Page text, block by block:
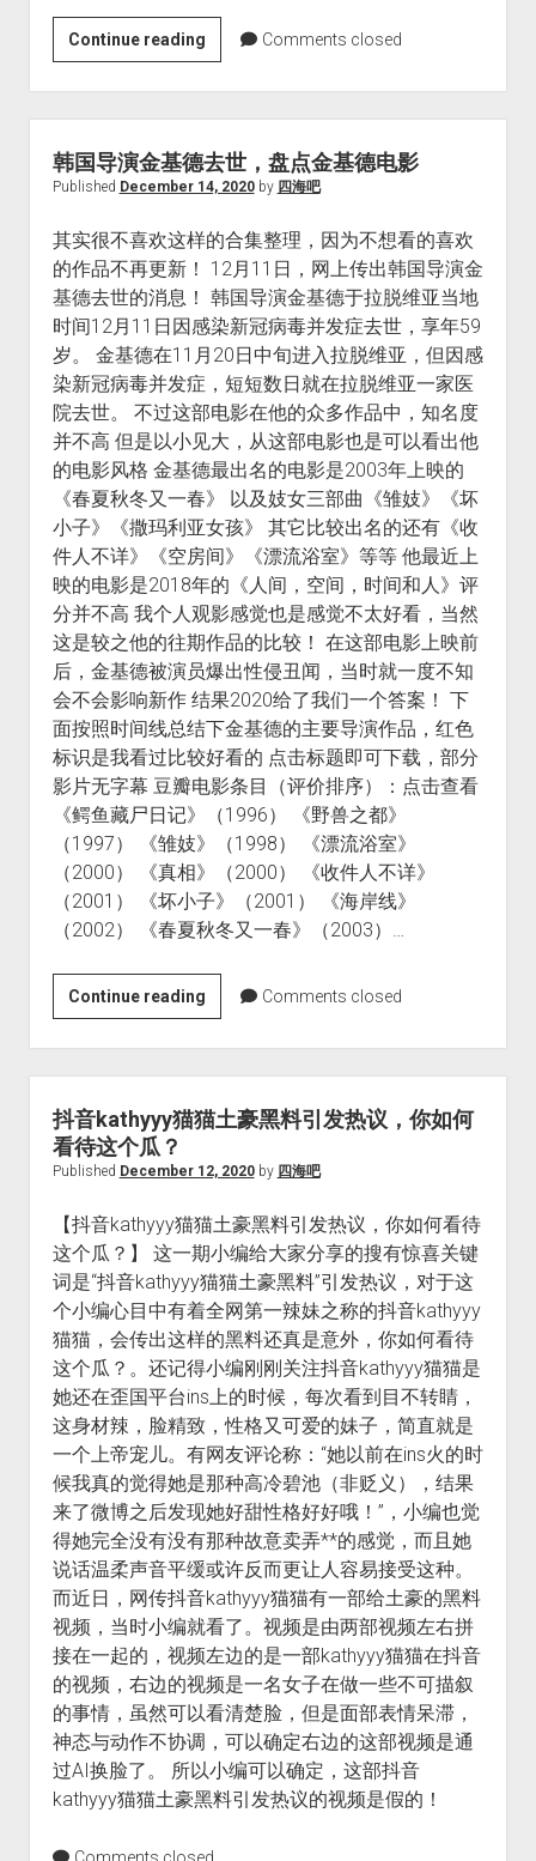
Continue reading如
何
用
舌
头
完
一
场
前
戏？
图
文
并
茂，
超
详
细
教
程
在
此！
不
爽
不
要
钱！
Comments closed
韩国导演金基德去世，盘点金基德电影
Published December 14, 2020by 四海吧
其实很不喜欢这样的合集整理，因为不想看的喜欢
的作品不再更新！ 12月11日，网上传出韩国导演金
基德去世的消息！ 韩国导演金基德于拉脱维亚当地
时间12月11日因感染新冠病毒并发症去世，享年59
岁。 金基德在11月20日中旬进入拉脱维亚，但因感
染新冠病毒并发症，短短数日就在拉脱维亚一家医
院去世。 不过这部电影在他的众多作品中，知名度
并不高 但是以小见大，从这部电影也是可以看出他
的电影风格 金基德最出名的电影是2003年上映的
《春夏秋冬又一春》 以及妓女三部曲《雏妓》《坏
小子》《撒玛利亚女孩》 其它比较出名的还有《收
件人不详》《空房间》《漂流浴室》等等 他最近上
映的电影是2018年的《人间，空间，时间和人》评
分并不高 我个人观影感觉也是感觉不太好看，当然
这是较之他的往期作品的比较！ 在这部电影上映前
后，金基德被演员爆出性侵丑闻，当时就一度不知
会不会影响新作 结果2020给了我们一个答案！ 下
面按照时间线总结下金基德的主要导演作品，红色
标识是我看过比较好看的 点击标题即可下载，部分
影片无字幕 豆瓣电影条目（评价排序）：点击查看
《鳄鱼藏尸日记》（1996） 《野兽之都》
（1997） 《雏妓》（1998） 《漂流浴室》
（2000） 《真相》（2000） 《收件人不详》
（2001） 《坏小子》（2001） 《海岸线》
（2002） 《春夏秋冬又一春》（2003）…
Continue reading韩
国
导
演
金
德
世，
盘
点
金
基
德
电
影
Comments closed
抖音kathyyy猫猫土豪黑料引发热议，你如何
看待这个瓜？
Published December 12, 2020by 四海吧
【抖音kathyyy猫猫土豪黑料引发热议，你如何看待
这个瓜？】 这一期小编给大家分享的搜有惊喜关键
词是“抖音kathyyy猫猫土豪黑料”引发热议，对于这
个小编心目中有着全网第一辣妹之称的抖音kathyyy
猫猫，会传出这样的黑料还真是意外，你如何看待
这个瓜？。还记得小编刚刚关注抖音kathyyy猫猫是
她还在歪国平台ins上的时候，每次看到目不转睛，
这身材辣，脸精致，性格又可爱的妹子，简直就是
一个上帝宠儿。有网友评论称：“她以前在ins火的时
候我真的觉得她是那种高冷碧池（非贬义），结果
来了微博之后发现她好甜性格好好哦！”，小编也觉
得她完全没有没有那种故意卖弄**的感觉，而且她
说话温柔声音平缓或许反而更让人容易接受这种。
而近日，网传抖音kathyyy猫猫有一部给土豪的黑料
视频，当时小编就看了。视频是由两部视频左右拼
接在一起的，视频左边的是一部kathyyy猫猫在抖音
的视频，右边的视频是一名女子在做一些不可描叙
的事情，虽然可以看清楚脸，但是面部表情呆滞，
神态与动作不协调，可以确定右边的这部视频是通
过AI换脸了。 所以小编可以确定，这部抖音
kathyyy猫猫土豪黑料引发热议的视频是假的！